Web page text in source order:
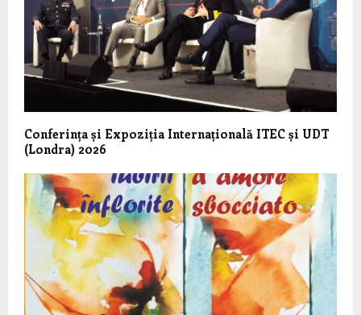
Conferința și Expoziția Internațională ITEC și UDT
(Londra) 2026